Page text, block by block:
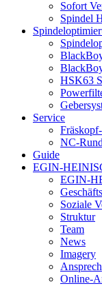
Sofort
Spindel
HSK63
Service
NC-
Guide
EGIN-
EGIN-
Soziale
Struktur
Team
News
Imagery
Online-